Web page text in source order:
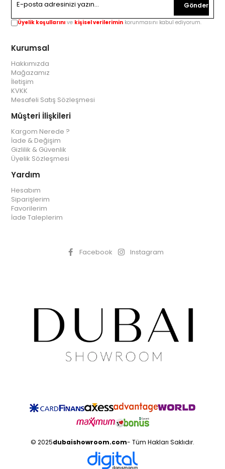
Gönder
Üyelik koşullarını ve kişisel verilerimin korunmasını kabul ediyorum.
Kurumsal
Hakkımızda
Mağazamız
İletişim
KVKK
Mesafeli Satış Sözleşmesi
Müşteri İlişkileri
Kargom Nerede ?
İade & Değişim
Gizlilik & Güvenlik
Üyelik Sözleşmesi
Yardım
Hesabım
Siparişlerim
Favorilerim
İade Taleplerim
Facebook Instagram
© 2025dubaishowroom.com- Tüm Hakları Saklıdır.